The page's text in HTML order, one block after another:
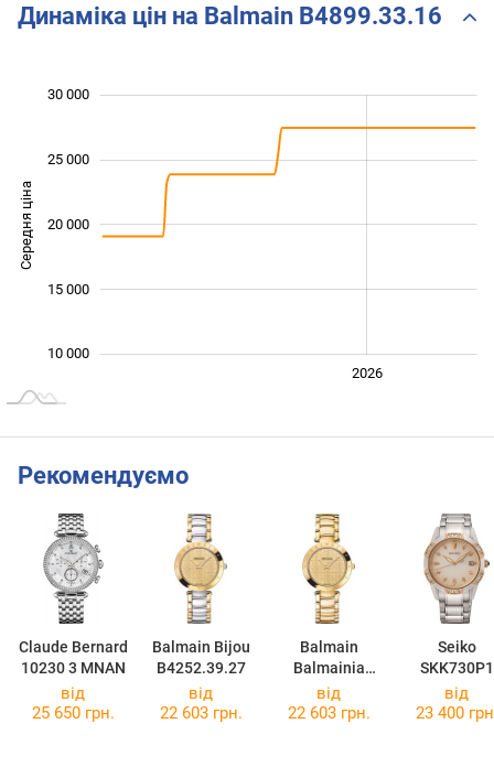
Динаміка цін на Balmain B4899.33.16
Середня ціна 14 000
10 000
20 000
30 000
25 000
15 000
2026
Рекомендуємо
Claude Bernard
10230 3 MNAN
Balmain Bijou
B4252.39.27
Balmain
Balmainia
Bijou
B4250.33.27
Seiko
SKK730P1
від
25 650 грн.
від
22 603 грн.
від
22 603 грн.
від
23 400